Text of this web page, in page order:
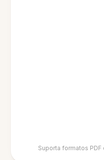
Suporta formatos PDF